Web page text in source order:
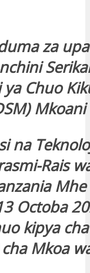
za
Chuo
Mkoani
na
Rais
Mhe
Octoba
kipya
Mkoa